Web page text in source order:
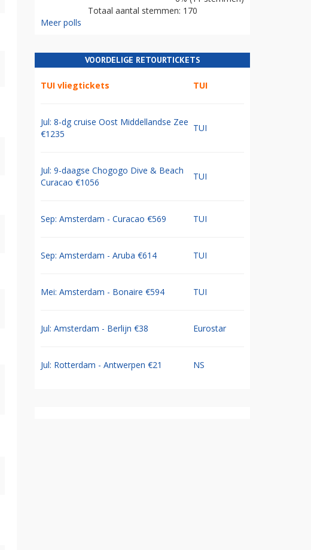
Totaal aantal stemmen: 170
Meer polls
VOORDELIGE RETOURTICKETS
TUI vliegtickets TUI
Jul: 8-dg cruise Oost Middellandse Zee
€1235
TUI
Jul: 9-daagse Chogogo Dive & Beach
Curacao €1056
TUI
Sep: Amsterdam - Curacao €569 TUI
Sep: Amsterdam - Aruba €614 TUI
Mei: Amsterdam - Bonaire €594 TUI
Jul: Amsterdam - Berlijn €38 Eurostar
Jul: Rotterdam - Antwerpen €21 NS